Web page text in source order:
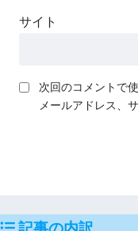
サイト
次回のコメントで
メールアドレス、